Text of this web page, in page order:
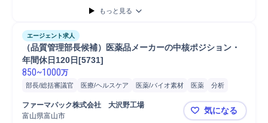
もっと見る
エージェント求人
（品質管理部長候補）医薬品メーカーの中核ポジション・
年間休日120日[5731]
850~1000万
部長/総括審議官 医療/ヘルスケア 医薬/バイオ素材 医薬
分析
管理職 マネジメント
医薬部外品
ファーマパック株式会社　大沢野工場
富山県富山市
（品質管理
気になる